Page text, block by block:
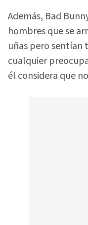
Además, Bad
hombres que se
uñas pero sentían
cualquier
él considera que